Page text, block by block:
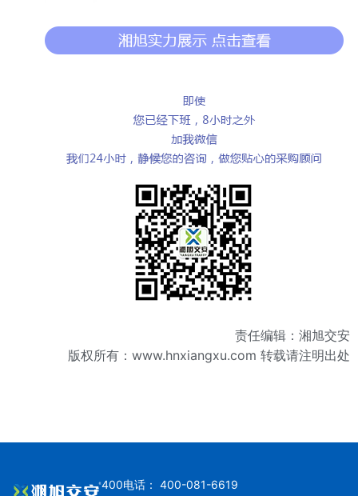
责任编辑：湘旭交安
版权所有： www.hnxiangxu.com 转载请注明出处
400电话： 400-081-6619